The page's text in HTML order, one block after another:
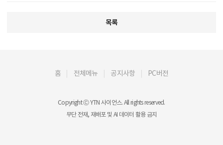
목록
홈 전체메뉴 공지사항 PC버전
Copyright Ⓒ YTN 사이언스. All rights reserved.
무단 전재, 재배포 및 AI 데이터 활용 금지